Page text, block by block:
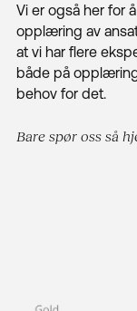
Vi er også her for
opplæring av
at vi har flere
både på
behov for det.
Bare spør oss så